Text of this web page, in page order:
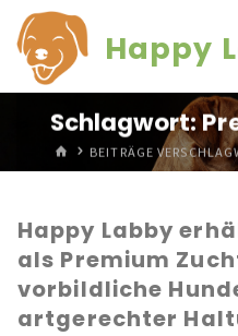
Zum
Inhalt
springen
Happy
Schlagwort:
START
BEITRÄGE
Happy Labby
als Premium
vorbildliche
artgerechter